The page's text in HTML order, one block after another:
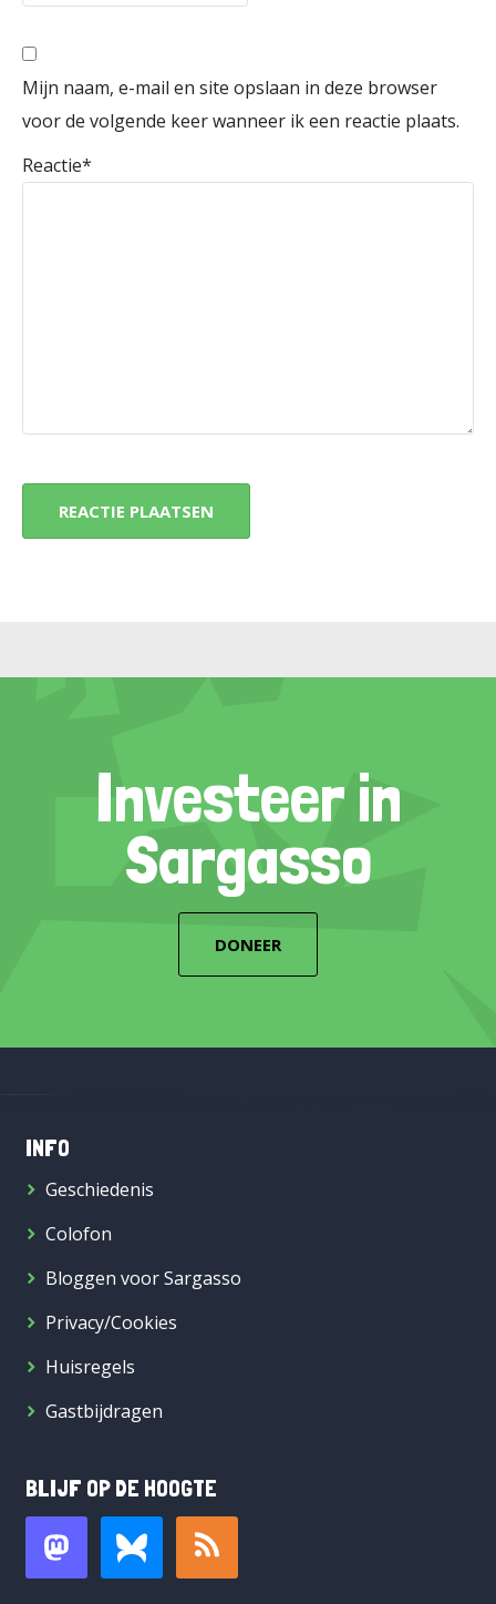
Mijn naam, e-mail en site opslaan in deze browser
voor de volgende keer wanneer ik een reactie plaats.
Reactie*
Investeer in
Sargasso
DONEER
INFO
Geschiedenis
Colofon
Bloggen voor Sargasso
Privacy/Cookies
Huisregels
Gastbijdragen
BLIJF OP DE HOOGTE